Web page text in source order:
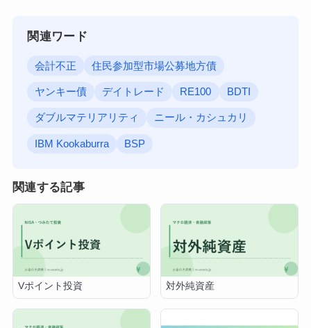
関連ワード
会計不正 住民参加型市場公募地方債
ヤンキー債 デイトレード RE100 BDTI
ダブルマテリアリティ ニール・カシュカリ
IBM Kookaburra BSP
関連する記事
Vポイント投資 対外純資産